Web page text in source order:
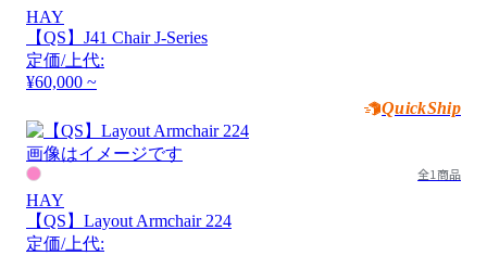
HAY
【QS】J41 Chair J-Series
定価/上代:
¥60,000 ~
QuickShip
画像はイメージです
全1商品
HAY
【QS】Layout Armchair 224
定価/上代: